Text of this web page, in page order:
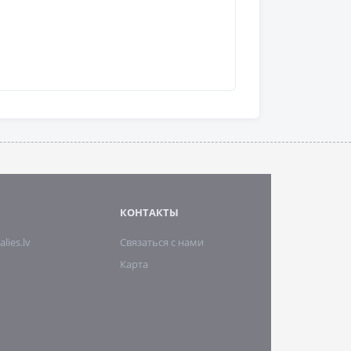
КОНТАКТЫ
Связаться с нами
Карта